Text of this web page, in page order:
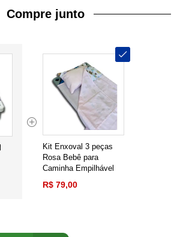
Compre junto
Kit Enxoval 3 peças
Rosa Bebê para
Caminha Empilhável
R$ 79,00